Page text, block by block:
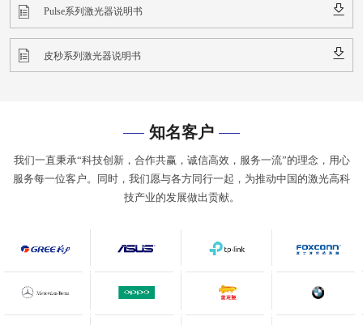
Pulse系列激光器说明书
皮秒系列激光器说明书
知名客户
我们一直秉承“科技创新，合作共赢，诚信高效，服务一流”的理念，用心
服务每一位客户。同时，我们愿与各方同行一起，为推动中国的激光高科
技产业的发展做出贡献。